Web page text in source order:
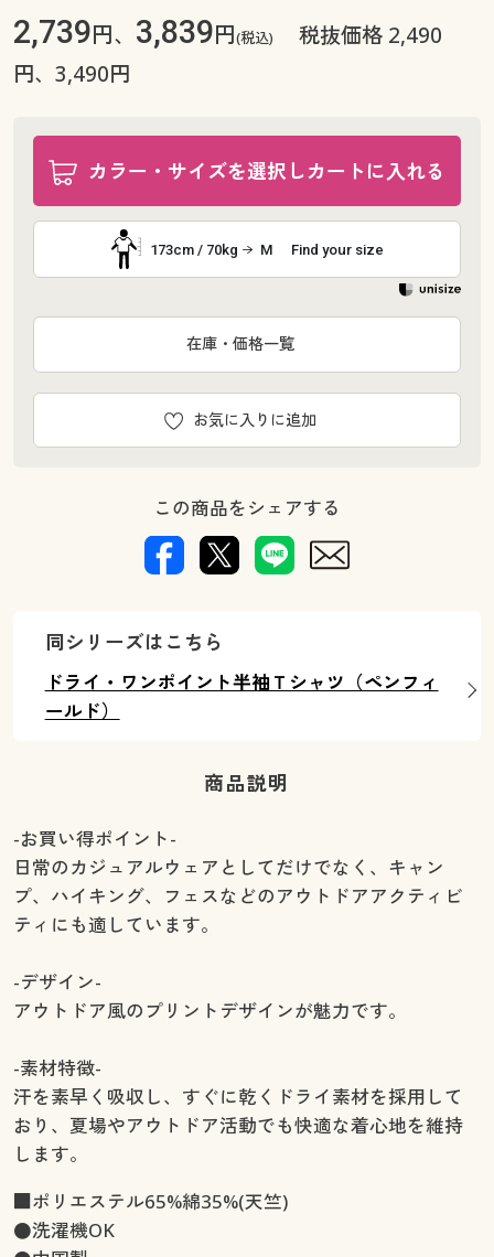
2,739円、 3,839円(税込)
税抜価格 2,490
円、3,490円
カラー・サイズを選択しカートに入れる
173cm / 70kg M Find your size
お気に入りに追加
在庫・価格一覧
この商品をシェアする
同シリーズはこちら
ドライ・ワンポイント半袖Ｔシャツ（ペンフィ
ールド）
商品説明
-お買い得ポイント-
日常のカジュアルウェアとしてだけでなく、キャン
プ、ハイキング、フェスなどのアウトドアアクティビ
ティにも適しています。
-デザイン-
アウトドア風のプリントデザインが魅力です。
-素材特徴-
汗を素早く吸収し、すぐに乾くドライ素材を採用して
おり、夏場やアウトドア活動でも快適な着心地を維持
します。
■ポリエステル65%綿35%(天竺)
●洗濯機OK